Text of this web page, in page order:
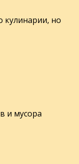
кулинарии, но
и мусора